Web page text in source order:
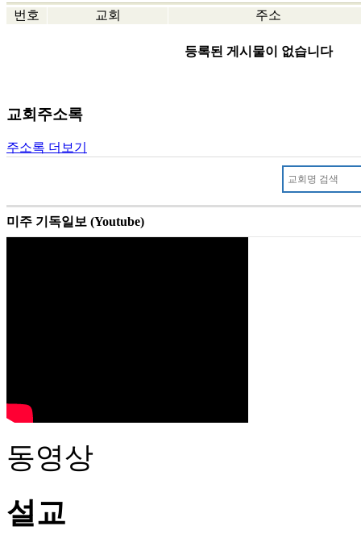
번호
교회 주소
등록된 게시물이 없습니다
교회주소록
주소록 더보기
미주 기독일보 (Youtube)
동영상
설교